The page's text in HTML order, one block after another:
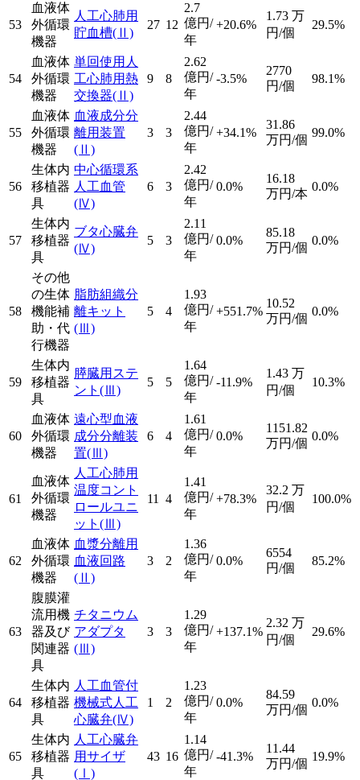
53
血液体
外循環
機器
人工心肺用
貯血槽(Ⅱ)
27 12
2.7
億円/
年
+20.6%
1.73 万
円/個
29.5%
54
血液体
外循環
機器
単回使用人
工心肺用熱
交換器(Ⅱ)
9 8
2.62
億円/
年
-3.5%
2770
円/個
98.1%
55
血液体
外循環
機器
血液成分分
離用装置
(Ⅱ)
3 3
2.44
億円/
年
+34.1%
31.86
万円/個
99.0%
56
生体内
移植器
具
中心循環系
人工血管
(Ⅳ)
6 3
2.42
億円/
年
0.0%
16.18
万円/本
0.0%
57
生体内
移植器
具
ブタ心臓弁
(Ⅳ)
5 3
2.11
億円/
年
0.0%
85.18
万円/個
0.0%
58
その他
の生体
機能補
助・代
行機器
脂肪組織分
離キット
(Ⅲ)
5 4
1.93
億円/
年
+551.7%
10.52
万円/個
0.0%
59
生体内
移植器
具
膵臓用ステ
ント (Ⅲ)
5 5
1.64
億円/
年
-11.9%
1.43 万
円/個
10.3%
60
血液体
外循環
機器
遠心型血液
成分分離装
置(Ⅲ)
6 4
1.61
億円/
年
0.0%
1151.82
万円/個
0.0%
61
血液体
外循環
機器
人工心肺用
温度コント
ロールユニ
ット (Ⅲ)
11 4
1.41
億円/
年
+78.3%
32.2 万
円/個
100.0%
62
血液体
外循環
機器
血漿分離用
血液回路
(Ⅱ)
3 2
1.36
億円/
年
0.0%
6554
円/個
85.2%
63
腹膜灌
流用機
器及び
関連器
具
チタニウム
アダプタ
(Ⅲ)
3 3
1.29
億円/
年
+137.1%
2.32 万
円/個
29.6%
64
生体内
移植器
具
人工血管付
機械式人工
心臓弁(Ⅳ)
1 2
1.23
億円/
年
0.0%
84.59
万円/個
0.0%
65
生体内
移植器
具
人工心臓弁
用サイザ
(Ⅰ)
43 16
1.14
億円/
年
-41.3%
11.44
万円/個
19.9%